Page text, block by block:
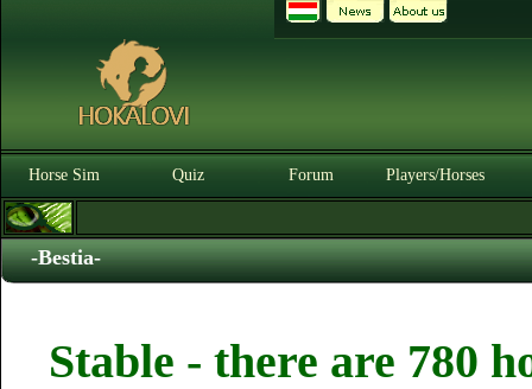
Horse Sim Quiz Forum Players/Horses
-Bestia-
Stable - there are 780